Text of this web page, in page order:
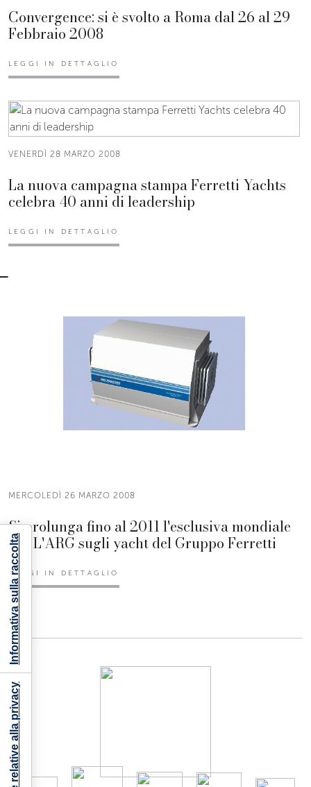
Convergence: si è svolto a Roma dal 26 al 29
Febbraio 2008
LEGGI IN DETTAGLIO
VENERDÌ 28 MARZO 2008
La nuova campagna stampa Ferretti Yachts
celebra 40 anni di leadership
LEGGI IN DETTAGLIO
MERCOLEDÌ 26 MARZO 2008
Si prolunga fino al 2011 l'esclusiva mondiale
per L'ARG sugli yacht del Gruppo Ferretti
LEGGI IN DETTAGLIO
Informativa sulla raccolta